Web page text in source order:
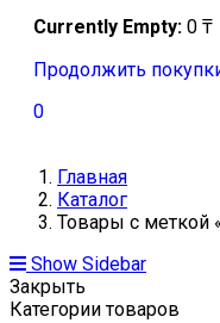
Currently Empty: 0 ₸
Продолжить
0
Главная
Каталог
Товары с меткой
Show Sidebar
Закрыть
Категории товаров